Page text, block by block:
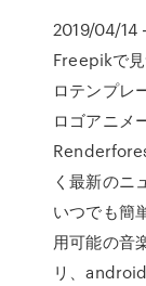
2019/04/14
Freepikで
ロテンプレ
ロゴアニメ
く最新のニ
いつでも簡
用可能の音
リ、